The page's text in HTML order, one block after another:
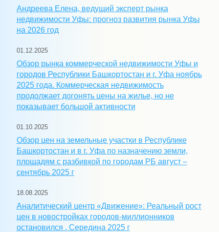
Андреева Елена, ведущий эксперт рынка
недвижимости Уфы: прогноз развития рынка Уфы
на 2026 год
01.12.2025
Обзор рынка коммерческой недвижимости Уфы и
городов Республики Башкортостан и г. Уфа ноябрь
2025 года. Коммерческая недвижимость
продолжает догонять цены на жилье, но не
показывает большой активности
01.10.2025
Обзор цен на земельные участки в Республике
Башкортостан и в г. Уфа по назначению земли,
площадям с разбивкой по городам РБ август –
сентябрь 2025 г
18.08.2025
Аналитический центр «Движение»: Реальный рост
цен в новостройках городов-миллионников
остановился . Середина 2025 г